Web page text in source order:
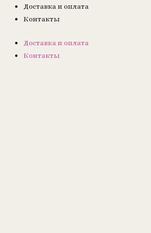
Доставка и оплата
Контакты
Доставка и оплата
Контакты